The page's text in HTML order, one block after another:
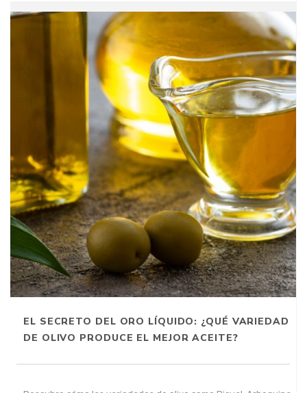
EL SECRETO DEL ORO LÍQUIDO: ¿QUÉ VARIEDAD
DE OLIVO PRODUCE EL MEJOR ACEITE?